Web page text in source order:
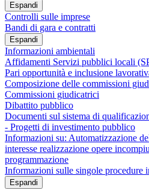
Espandi
Controlli sulle imprese
Bandi di gara e contratti
Espandi
Informazioni ambientali
Affidamenti Servizi pubblici locali
Pari opportunità e inclusione
Composizione delle commissioni
Commissioni giudicatrici
Dibattito pubblico
Documenti sul sistema di
- Progetti di investimento pubblico
Informazioni su: Automatizzazione
interesse realizzazione opere
programmazione
Informazioni sulle singole procedure
Espandi